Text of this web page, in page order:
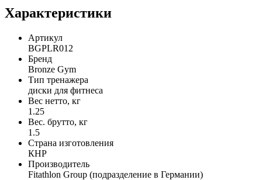
Характеристики
Артикул
BGPLR012
Бренд
Bronze Gym
Тип тренажера
диски для фитнеса
Вес нетто, кг
1.25
Вес. брутто, кг
1.5
Страна изготовления
КНР
Производитель
Fitathlon Group (подразделение в Германии)